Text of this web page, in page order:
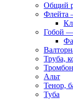
Общий
Флейта
Гобой
Труба,
Тромбон
Альт
Тенор,
Туба